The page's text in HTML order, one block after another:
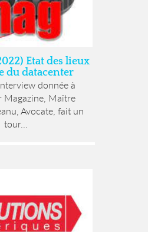
Etat des lieux
du datacenter
donnée à
Magazine, Maître
Avocate, fait un
tour...